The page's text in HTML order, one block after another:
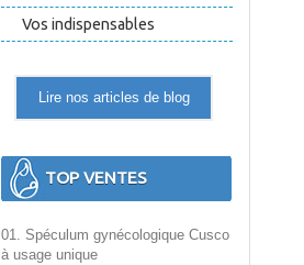
Vos indispensables
Lire nos articles de blog
TOP VENTES
01. Spéculum gynécologique Cusco
à usage unique